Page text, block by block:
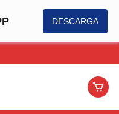
DESCARGA